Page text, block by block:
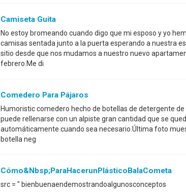
Camiseta Guita
No estoy bromeando cuando digo que mi esposo y yo
camisas sentada junto a la puerta esperando a nuestra
sitio desde que nos mudamos a nuestro nuevo
febrero.Me di
Comedero Para Pájaros
Humoristic comedero hecho de botellas de detergente
puede rellenarse con un alpiste gran cantidad que se
automáticamente cuando sea necesario.Última foto
botella neg
Cómo&nbsp;ParaHacerunPlásticoBalaCometa
src = " bienbuenaendemostrandoalgunosconceptos